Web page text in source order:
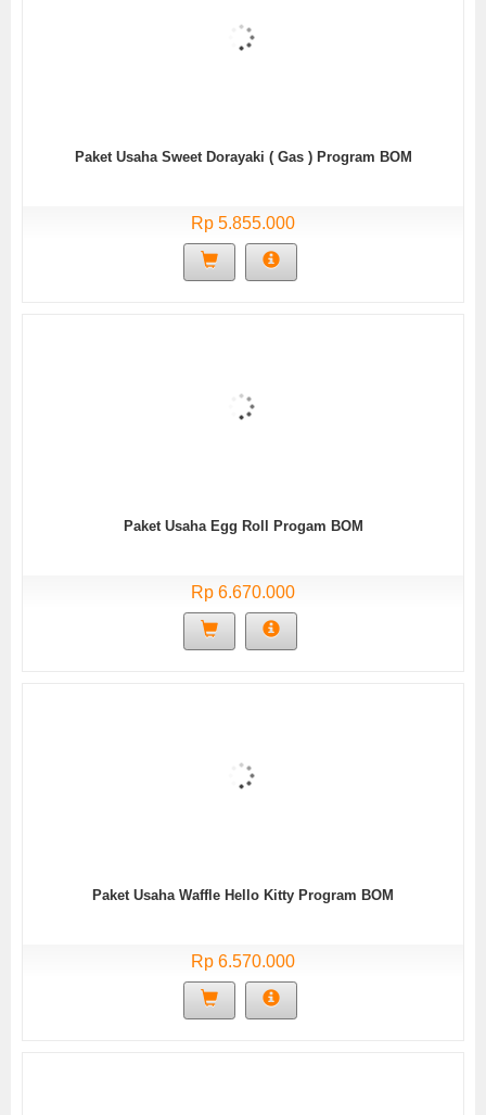
Paket Usaha Sweet Dorayaki ( Gas ) Program BOM
Rp 5.855.000
Paket Usaha Egg Roll Progam BOM
Rp 6.670.000
Paket Usaha Waffle Hello Kitty Program BOM
Rp 6.570.000